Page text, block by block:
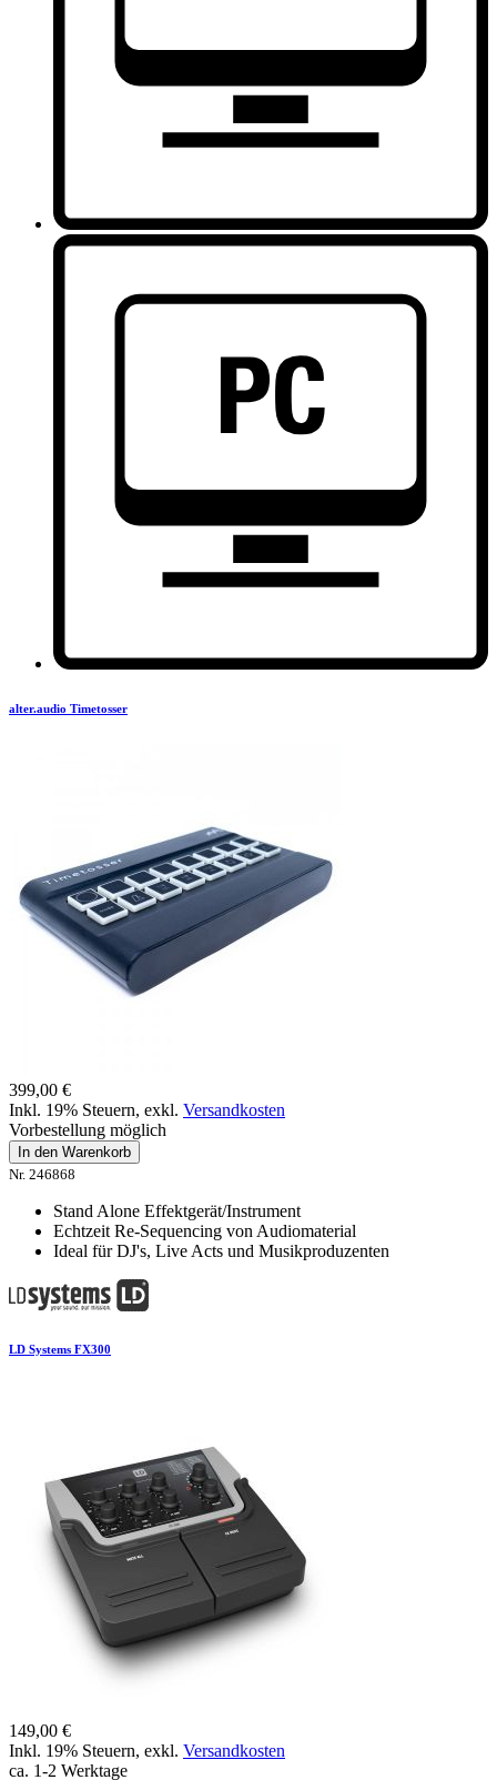
alter.audio Timetosser
399,00 €
Inkl. 19% Steuern, exkl. Versandkosten
Vorbestellung möglich
In den Warenkorb
Nr. 246868
Stand Alone Effektgerät/Instrument
Echtzeit Re-Sequencing von Audiomaterial
Ideal für DJ's, Live Acts und Musikproduzenten
LD Systems FX300
149,00 €
Inkl. 19% Steuern, exkl. Versandkosten
ca. 1-2 Werktage